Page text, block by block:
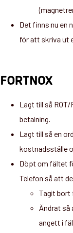
Det finns nu en
för att skriva ut
FORTNOX
Lagt till så
betalning.
Lagt till så en
kostnadsställe
Döpt om fältet
Telefon så att
Tagit bort
Ändrat så
angett i